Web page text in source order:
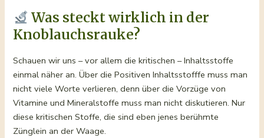
Was steckt wirklich in der
Knoblauchsrauke?
Schauen wir uns – vor allem die kritischen – Inhaltsstoffe
einmal näher an. Über die Positiven Inhaltsstofffe muss man
nicht viele Worte verlieren, denn über die Vorzüge von
Vitamine und Mineralstoffe muss man nicht diskutieren. Nur
diese kritischen Stoffe, die sind eben jenes berühmte
Zünglein an der Waage.